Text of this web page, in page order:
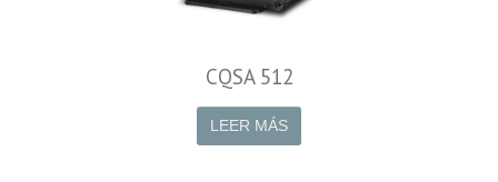
CQSA 512
LEER MÁS